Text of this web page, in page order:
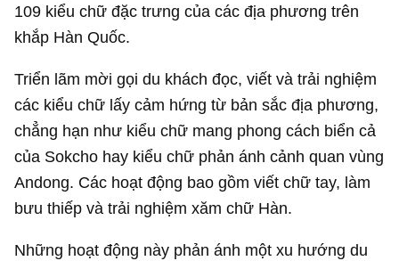
109 kiểu chữ đặc trưng của các địa phương trên
khắp Hàn Quốc.
Triển lãm mời gọi du khách đọc, viết và trải nghiệm
các kiểu chữ lấy cảm hứng từ bản sắc địa phương,
chẳng hạn như kiểu chữ mang phong cách biển cả
của Sokcho hay kiểu chữ phản ánh cảnh quan vùng
Andong. Các hoạt động bao gồm viết chữ tay, làm
bưu thiếp và trải nghiệm xăm chữ Hàn.
Những hoạt động này phản ánh một xu hướng du